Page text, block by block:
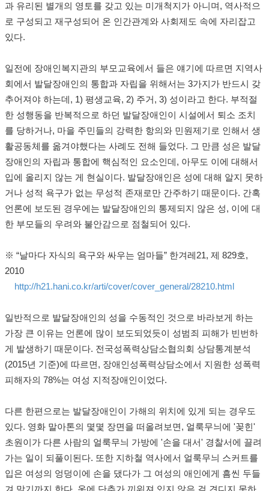
과 유리된 별개의 영토를 갖고 있는 미개척지가 아니며, 역사적으
로 구성되고 재구성되어 온 인간관계와 사회제도 속에 자리잡고
있다.
일전에 장애인복지관의 부모교육에서 들은 얘기에 따르면 지역사
회에서 발달장애인의 통합과 자립을 위해서는 3가지가 반드시 갖
추어져야 하는데, 1) 평생교육, 2) 주거, 3) 성이라고 한다. 부적절
한 성행동을 반복적으로 하던 발달장애인이 시설에서 퇴소 조치
를 당하거나, 마을 주민들의 강력한 항의와 민원제기로 인해서 생
활공동체를 옮겨야했다는 사례도 전해 들었다. 그 만큼 성은 발달
장애인의 자립과 통합에 핵심적인 요소인데, 아무도 이에 대해서
입에 올리지 않는 게 현실이다. 발달장애인은 성에 대해 알지 못하
거나 성적 욕구가 없는 무성적 존재로만 간주하기 때문이다. 간혹
언론에 보도된 경우에는 발달장애인의 통제되지 않은 성, 이에 대
한 부모들의 우려와 불안감으로 점철되어 있다.
※ “날마다 자식의 욕구와 싸우는 엄마들” 한겨레21, 제 829호,
2010
http://h21.hani.co.kr/arti/cover/cover_general/28210.html
일반적으로 발달장애인의 성을 수동적인 것으로 바라보게 하는
가장 큰 이유는 언론에 많이 보도되었듯이 성범죄 피해가 빈번하
게 발생하기 때문이다. 전국성폭력상담소협의회 상담통계분석
(2015년 기준)에 따르면, 장애인성폭력상담소에서 지원한 성폭력
피해자의 78%는 여성 지적장애인이었다.
다른 한편으로는 발달장애인이 가해의 위치에 있게 되는 경우도
있다. 영화 말아톤의 몇몇 장면을 떠올려보면, 얼룩무늬에 '꽂힌'
초원이가 다른 사람의 얼룩무늬 가방에 '손을 대서' 경찰서에 끌려
가는 일이 되풀이된다. 또한 지하철 역사에서 얼룩무늬 스커트를
입은 여성의 엉덩이에 손을 댔다가 그 여성의 애인에게 흠씬 두들